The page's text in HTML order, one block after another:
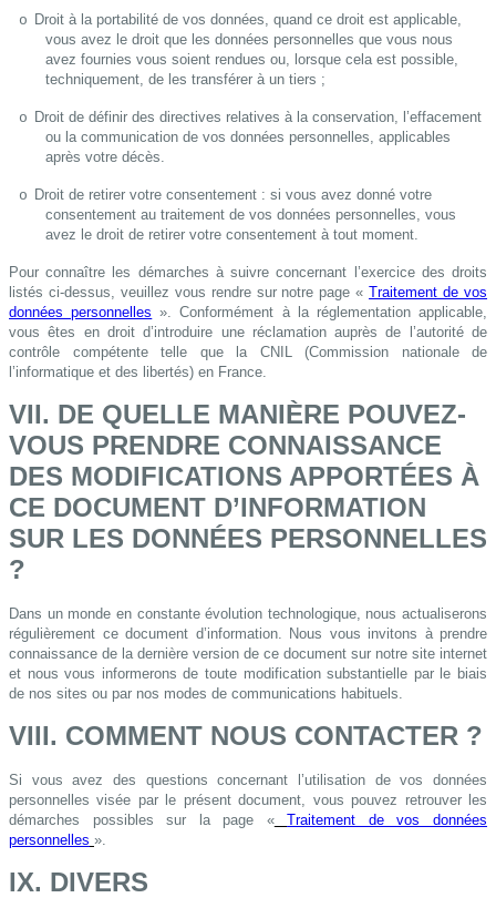
o Droit à la portabilité de vos données, quand ce droit est applicable,
vous avez le droit que les données personnelles que vous nous
avez fournies vous soient rendues ou, lorsque cela est possible,
techniquement, de les transférer à un tiers ;
o Droit de définir des directives relatives à la conservation, l’effacement
ou la communication de vos données personnelles, applicables
après votre décès.
o Droit de retirer votre consentement : si vous avez donné votre
consentement au traitement de vos données personnelles, vous
avez le droit de retirer votre consentement à tout moment.
Pour connaître les démarches à suivre concernant l’exercice des droits
listés ci-dessus, veuillez vous rendre sur notre page «Traitement de vos
données personnelles ». Conformément à la réglementation applicable,
vous êtes en droit d’introduire une réclamation auprès de l’autorité de
contrôle compétente telle que la CNIL (Commission nationale de
l’informatique et des libertés) en France.
VII. DE QUELLE MANIÈRE POUVEZ-
VOUS PRENDRE CONNAISSANCE
DES MODIFICATIONS APPORTÉES À
CE DOCUMENT D’INFORMATION
SUR LES DONNÉES PERSONNELLES
?
Dans un monde en constante évolution technologique, nous actualiserons
régulièrement ce document d’information. Nous vous invitons à prendre
connaissance de la dernière version de ce document sur notre site internet
et nous vous informerons de toute modification substantielle par le biais
de nos sites ou par nos modes de communications habituels.
VIII. COMMENT NOUS CONTACTER ?
Si vous avez des questions concernant l’utilisation de vos données
personnelles visée par le présent document, vous pouvez retrouver les
démarches possibles sur la page «
Traitement de vos données
personnelles ».
IX. DIVERS